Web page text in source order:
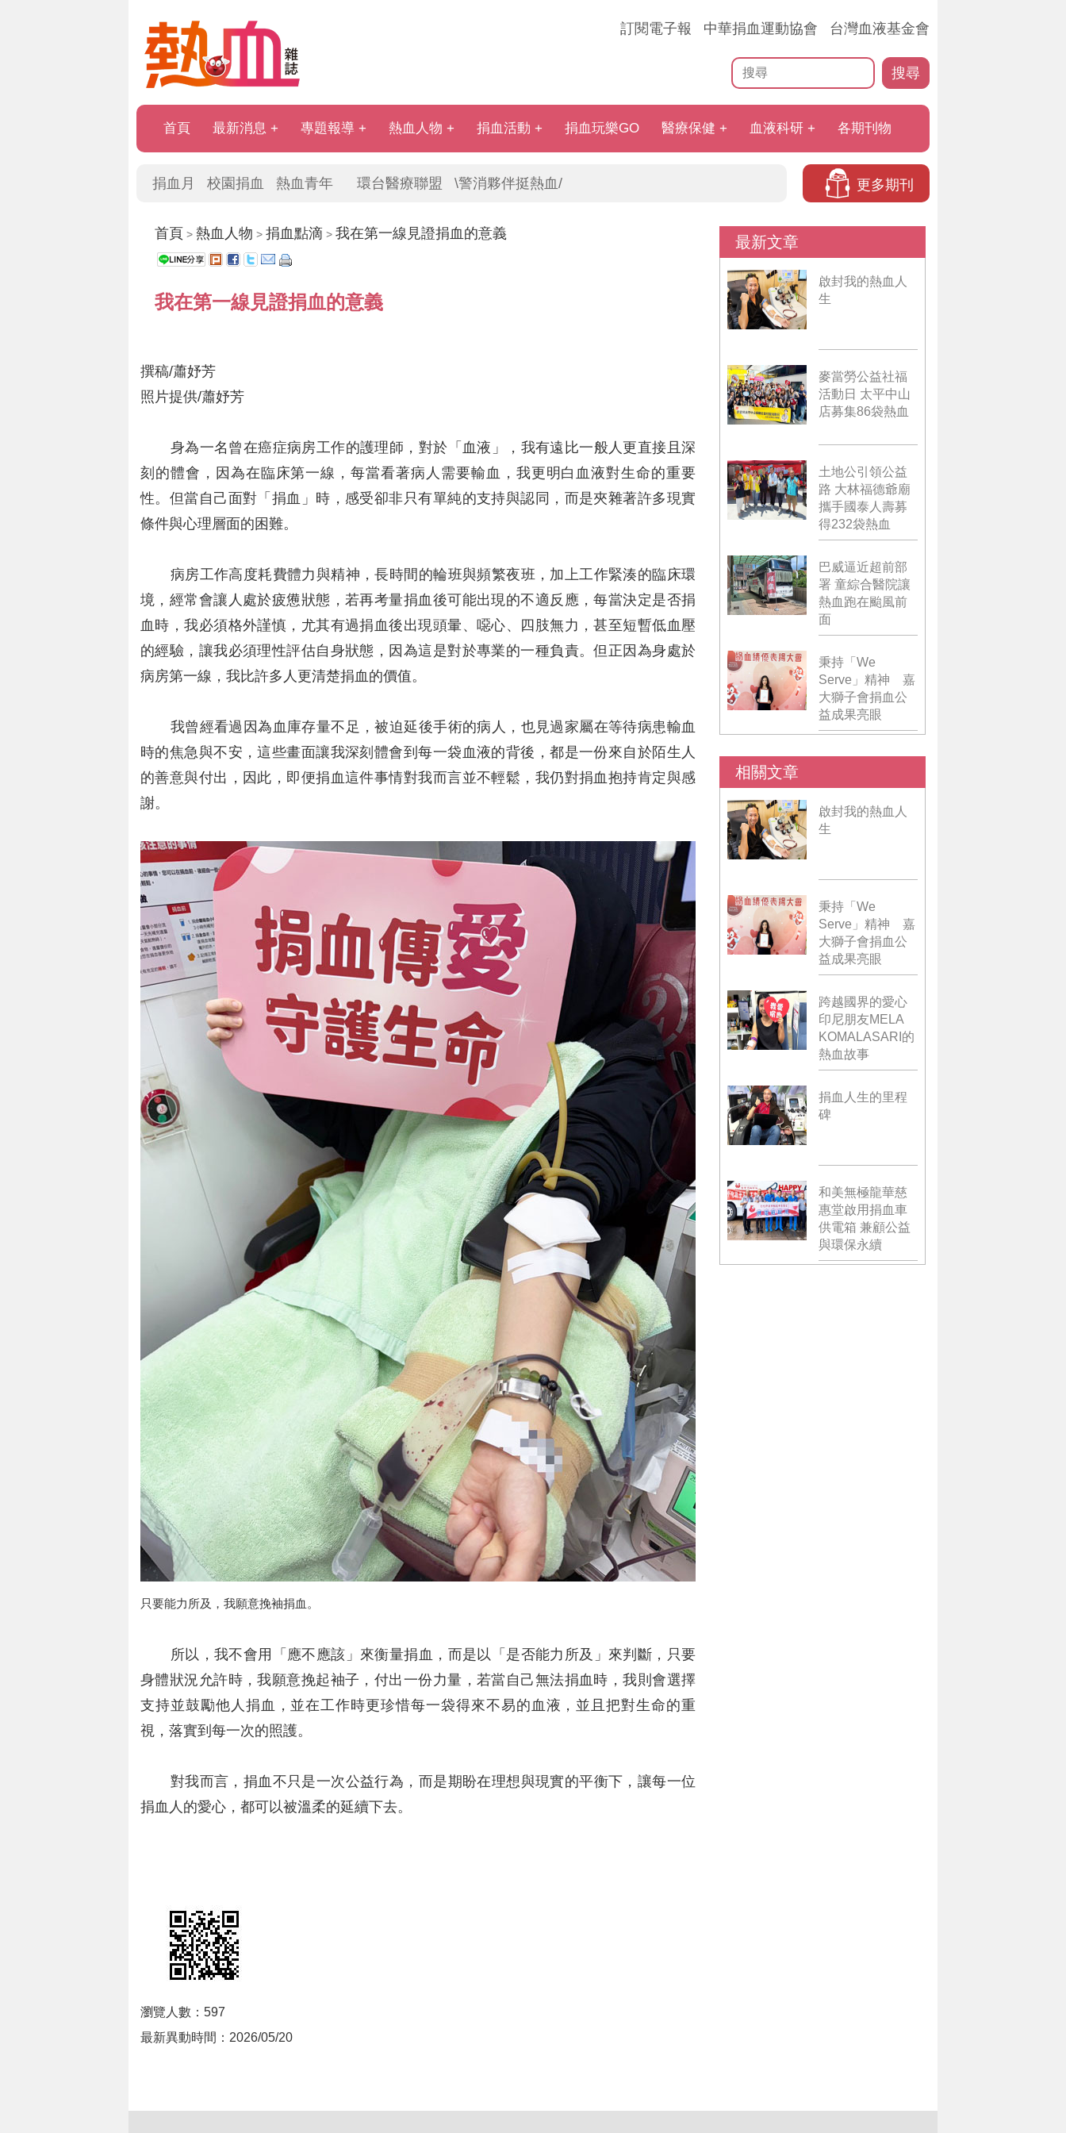
訂閱電子報 中華捐血運動協會 台灣血液基金會
搜尋
首頁 最新消息 專題報導 熱血人物 捐血活動 捐血玩樂GO 醫療保健 血液科研 各期刊物
捐血月 校園捐血 熱血青年 環台醫療聯盟 \警消夥伴挺熱血/ 更多期刊
首頁 > 熱血人物 > 捐血點滴 > 我在第一線見證捐血的意義
我在第一線見證捐血的意義
撰稿/蕭妤芳
照片提供/蕭妤芳
身為一名曾在癌症病房工作的護理師，對於「血液」，我有遠比一般人更直接且深
刻的體會，因為在臨床第一線，每當看著病人需要輸血，我更明白血液對生命的重要
性。但當自己面對「捐血」時，感受卻非只有單純的支持與認同，而是夾雜著許多現實
條件與心理層面的困難。
病房工作高度耗費體力與精神，長時間的輪班與頻繁夜班，加上工作緊湊的臨床環
境，經常會讓人處於疲憊狀態，若再考量捐血後可能出現的不適反應，每當決定是否捐
血時，我必須格外謹慎，尤其有過捐血後出現頭暈、噁心、四肢無力，甚至短暫低血壓
的經驗，讓我必須理性評估自身狀態，因為這是對於專業的一種負責。但正因為身處於
病房第一線，我比許多人更清楚捐血的價值。
我曾經看過因為血庫存量不足，被迫延後手術的病人，也見過家屬在等待病患輸血
時的焦急與不安，這些畫面讓我深刻體會到每一袋血液的背後，都是一份來自於陌生人
的善意與付出，因此，即便捐血這件事情對我而言並不輕鬆，我仍對捐血抱持肯定與感
謝。
只要能力所及，我願意挽袖捐血。
所以，我不會用「應不應該」來衡量捐血，而是以「是否能力所及」來判斷，只要
身體狀況允許時，我願意挽起袖子，付出一份力量，若當自己無法捐血時，我則會選擇
支持並鼓勵他人捐血，並在工作時更珍惜每一袋得來不易的血液，並且把對生命的重
視，落實到每一次的照護。
對我而言，捐血不只是一次公益行為，而是期盼在理想與現實的平衡下，讓每一位
捐血人的愛心，都可以被溫柔的延續下去。
瀏覽人數：597
最新異動時間：2026/05/20
最新文章
啟封我的熱血人
生
麥當勞公益社福
活動日 太平中山
店募集86袋熱血
土地公引領公益
路 大林福德爺廟
攜手國泰人壽募
得232袋熱血
巴威逼近超前部
署 童綜合醫院讓
熱血跑在颱風前
面
秉持「We
Serve」精神 嘉
大獅子會捐血公
益成果亮眼
相關文章
啟封我的熱血人
生
秉持「We
Serve」精神 嘉
大獅子會捐血公
益成果亮眼
跨越國界的愛心
印尼朋友MELA
KOMALASARI的
熱血故事
捐血人生的里程
碑
和美無極龍華慈
惠堂啟用捐血車
供電箱 兼顧公益
與環保永續